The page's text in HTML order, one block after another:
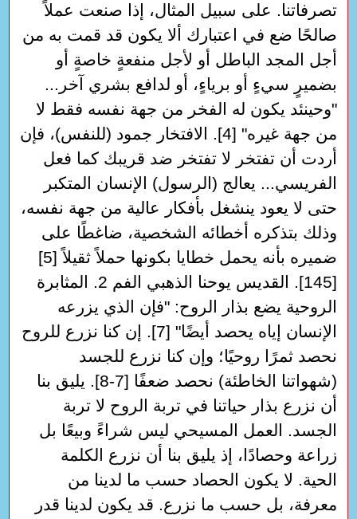
تصرفاتنا. على سبيل المثال، إذا صنعت عملاً
صالحًا ضع في اعتبارك ألا يكون قد قمت به من
أجل المجد الباطل أو لأجل منفعةٍ خاصةٍ أو
بضميرٍ سيءٍ أو برياءٍ، أو لدافع بشري آخر...
"وحينئد يكون له الفخر من جهة نفسه فقط لا
من جهة غيره" [4]. الافتخار جمود (للنفس)، فإن
أردت أن تفتخر لا تفتخر ضد قريبك كما فعل
الفريسي... يعالج (الرسول) الإنسان المتكبر
حتى لا يعود ينشغل بأفكار عالية من جهة نفسه،
وذلك بتذكره أخطائه الشخصية، ضاغطًا على
ضميره بأنه يحمل خطايا بكونها حملاً ثقيلاً [5]
[145]. القديس يوحنا الذهبي الفم 2. المثابرة
الروحية يضع بذار الروح: "فإن الذي يزرعه
الإنسان إياه يحصد أيضًا" [7]. إن كنا نزرع للروح
نحصد ثمرًا روحيًا؛ وإن كنا نزرع للجسد
(شهواتنا الخاطئة) نحصد ضعفًا [7-8]. يليق بنا
أن نزرع بذار حياتنا في تربة الروح لا تربة
الجسد. العمل المسيحي ليس شراءً وبيعًا بل
زراعة وحصادًا، إذ يليق بنا أن نزرع الكلمة
الحية. لا يكون الحصاد حسب ما لدينا من
معرفة، بل حسب ما نزرع. قد يكون لدينا قدر